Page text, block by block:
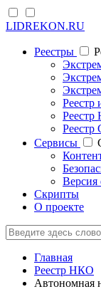
LIDREKON.RU
Реестры
Реестр
Cервисы
Версия
Скрипты
О проекте
Главная
Реестр НКО
Автономная